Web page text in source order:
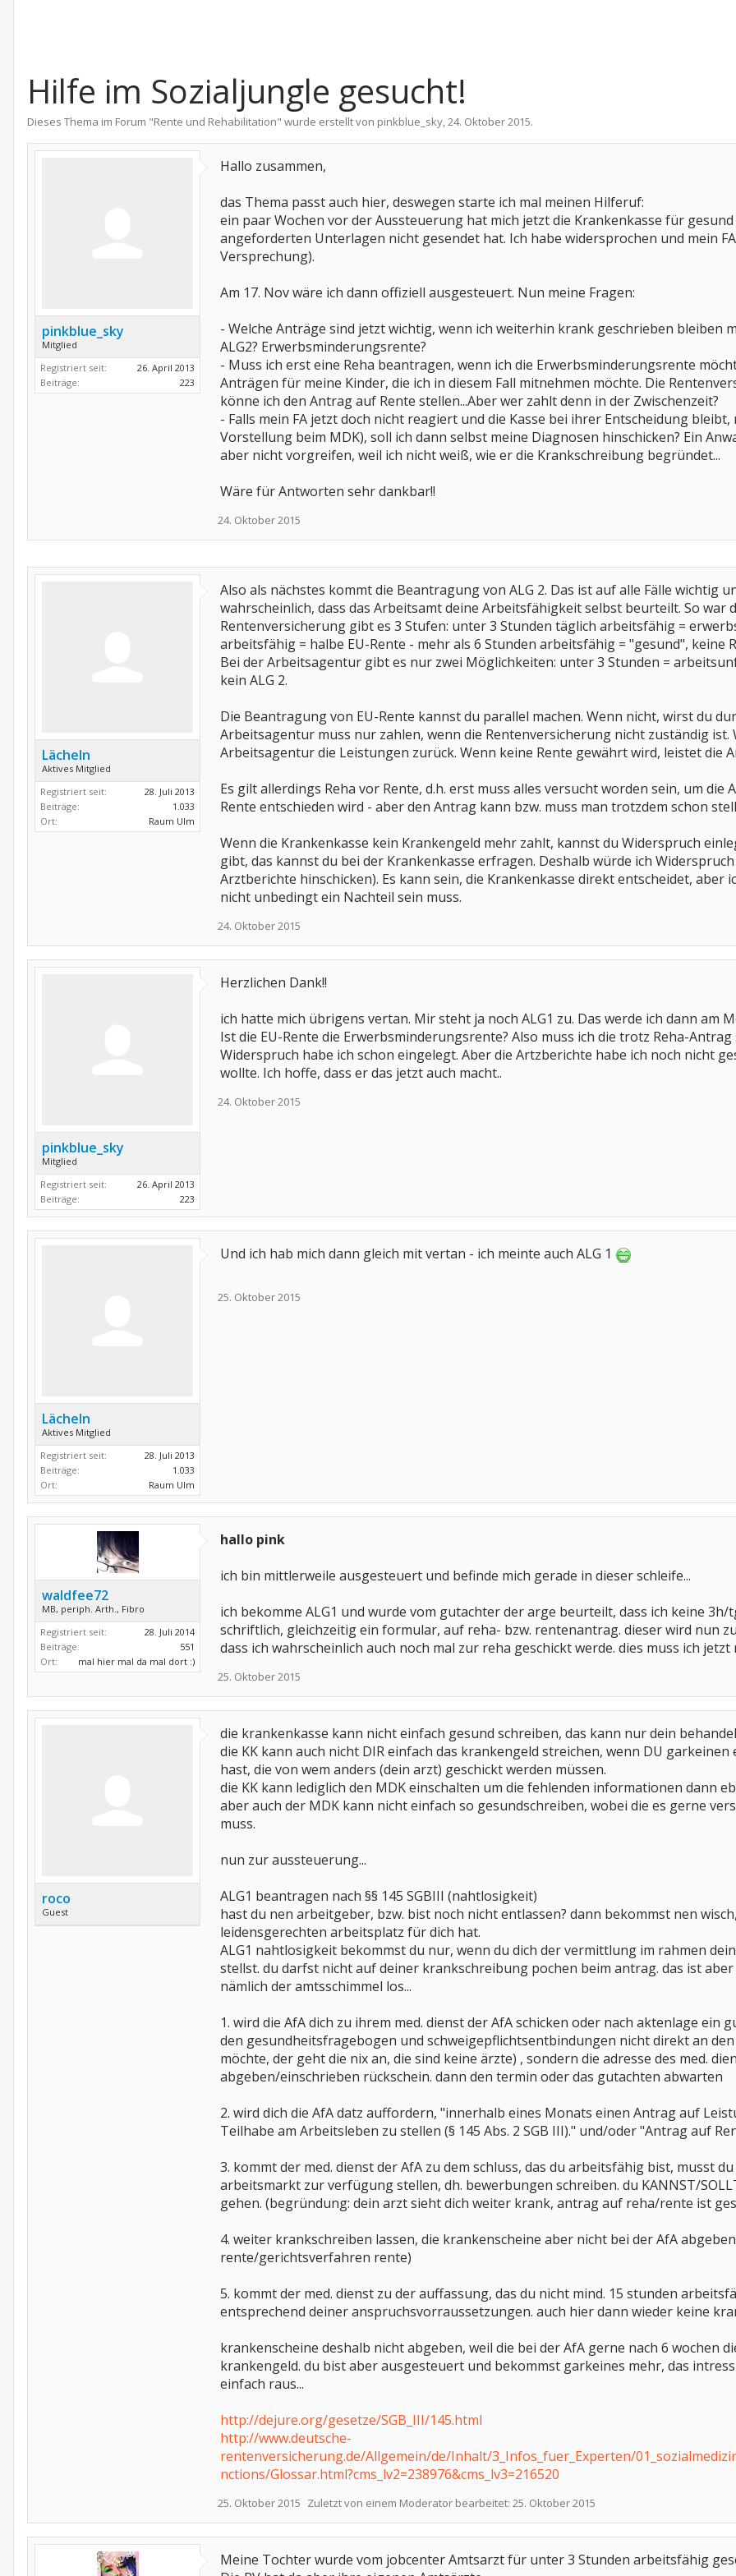
Hilfe im Sozialjungle gesucht!
Dieses Thema im Forum "Rente und Rehabilitation" wurde erstellt von pinkblue_sky,24. Oktober 2015.
pinkblue_sky
Mitglied
Registriert seit:
26. April 2013
Beiträge:
223
Hallo zusammen,
das Thema passt auch hier, deswegen starte ich mal meinen Hilferuf:
ein paar Wochen vor der Aussteuerung hat mich jetzt die Krankenkasse für
angeforderten Unterlagen nicht gesendet hat. Ich habe widersprochen und mein
Versprechung).
Am 17. Nov wäre ich dann offiziell ausgesteuert. Nun meine Fragen:
- Welche Anträge sind jetzt wichtig, wenn ich weiterhin krank geschrieben bleiben
ALG2? Erwerbsminderungsrente?
- Muss ich erst eine Reha beantragen, wenn ich die Erwerbsminderungsrente
Anträgen für meine Kinder, die ich in diesem Fall mitnehmen möchte. Die
könne ich den Antrag auf Rente stellen...Aber wer zahlt denn in der Zwischenzeit?
- Falls mein FA jetzt doch nicht reagiert und die Kasse bei ihrer Entscheidung
Vorstellung beim MDK), soll ich dann selbst meine Diagnosen hinschicken? Ein
aber nicht vorgreifen, weil ich nicht weiß, wie er die Krankschreibung begründet...
Wäre für Antworten sehr dankbar!!
24. Oktober 2015
Lächeln
Aktives Mitglied
Registriert seit:
28. Juli 2013
Beiträge:
1.033
Ort:
Raum Ulm
Also als nächstes kommt die Beantragung von ALG 2. Das ist auf alle Fälle wichtig
wahrscheinlich, dass das Arbeitsamt deine Arbeitsfähigkeit selbst beurteilt. So war
Rentenversicherung gibt es 3 Stufen: unter 3 Stunden täglich arbeitsfähig =
arbeitsfähig = halbe EU-Rente - mehr als 6 Stunden arbeitsfähig = "gesund", keine
Bei der Arbeitsagentur gibt es nur zwei Möglichkeiten: unter 3 Stunden =
kein ALG 2.
Die Beantragung von EU-Rente kannst du parallel machen. Wenn nicht, wirst du
Arbeitsagentur muss nur zahlen, wenn die Rentenversicherung nicht zuständig
Arbeitsagentur die Leistungen zurück. Wenn keine Rente gewährt wird, leistet die
Es gilt allerdings Reha vor Rente, d.h. erst muss alles versucht worden sein, um
Rente entschieden wird - aber den Antrag kann bzw. muss man trotzdem schon
Wenn die Krankenkasse kein Krankengeld mehr zahlt, kannst du Widerspruch
gibt, das kannst du bei der Krankenkasse erfragen. Deshalb würde ich
Arztberichte hinschicken). Es kann sein, die Krankenkasse direkt entscheidet, aber
nicht unbedingt ein Nachteil sein muss.
24. Oktober 2015
pinkblue_sky
Mitglied
Registriert seit:
26. April 2013
Beiträge:
223
Herzlichen Dank!!
ich hatte mich übrigens vertan. Mir steht ja noch ALG1 zu. Das werde ich dann am
Ist die EU-Rente die Erwerbsminderungsrente? Also muss ich die trotz Reha-
Widerspruch habe ich schon eingelegt. Aber die Artzberichte habe ich noch nicht
wollte. Ich hoffe, dass er das jetzt auch macht..
24. Oktober 2015
Lächeln
Aktives Mitglied
Registriert seit:
28. Juli 2013
Beiträge:
1.033
Ort:
Raum Ulm
Und ich hab mich dann gleich mit vertan - ich meinte auch ALG 1
25. Oktober 2015
waldfee72
MB, periph. Arth., Fibro
Registriert seit:
28. Juli 2014
Beiträge:
551
Ort:
mal hier mal da mal dort :)
hallo pink
ich bin mittlerweile ausgesteuert und befinde mich gerade in dieser schleife...
ich bekomme ALG1 und wurde vom gutachter der arge beurteilt, dass ich keine
schriftlich, gleichzeitig ein formular, auf reha- bzw. rentenantrag. dieser wird nun
dass ich wahrscheinlich auch noch mal zur reha geschickt werde. dies muss ich
25. Oktober 2015
roco
Guest
die krankenkasse kann nicht einfach gesund schreiben, das kann nur dein
die KK kann auch nicht DIR einfach das krankengeld streichen, wenn DU
hast, die von wem anders (dein arzt) geschickt werden müssen.
die KK kann lediglich den MDK einschalten um die fehlenden informationen dann
aber auch der MDK kann nicht einfach so gesundschreiben, wobei die es gerne
muss.
nun zur aussteuerung...
ALG1 beantragen nach §§ 145 SGBIII (nahtlosigkeit)
hast du nen arbeitgeber, bzw. bist noch nicht entlassen? dann bekommst nen
leidensgerechten arbeitsplatz für dich hat.
ALG1 nahtlosigkeit bekommst du nur, wenn du dich der vermittlung im rahmen
stellst. du darfst nicht auf deiner krankschreibung pochen beim antrag. das ist
nämlich der amtsschimmel los...
1. wird die AfA dich zu ihrem med. dienst der AfA schicken oder nach aktenlage
den gesundheitsfragebogen und schweigepflichtsentbindungen nicht direkt an
möchte, der geht die nix an, die sind keine ärzte) , sondern die adresse des med.
abgeben/einschrieben rückschein. dann den termin oder das gutachten abwarten
2. wird dich die AfA datz auffordern, "innerhalb eines Monats einen Antrag auf
Teilhabe am Arbeitsleben zu stellen (§ 145 Abs. 2 SGB III)." und/oder "Antrag auf
3. kommt der med. dienst der AfA zu dem schluss, das du arbeitsfähig bist, musst
arbeitsmarkt zur verfügung stellen, dh. bewerbungen schreiben. du KANNST/
gehen. (begründung: dein arzt sieht dich weiter krank, antrag auf reha/rente ist
4. weiter krankschreiben lassen, die krankenscheine aber nicht bei der AfA
rente/gerichtsverfahren rente)
5. kommt der med. dienst zu der auffassung, das du nicht mind. 15 stunden
entsprechend deiner anspruchsvorraussetzungen. auch hier dann wieder keine
krankenscheine deshalb nicht abgeben, weil die bei der AfA gerne nach 6 wochen
krankengeld. du bist aber ausgesteuert und bekommst garkeines mehr, das
einfach raus...
http://dejure.org/gesetze/SGB_III/145.html
http://www.deutsche-
rentenversicherung.de/Allgemein/de/Inhalt/3_Infos_fuer_Experten/
nctions/Glossar.html?cms_lv2=238976&cms_lv3=216520
25. Oktober 2015 Zuletzt von einem Moderator bearbeitet: 25. Oktober 2015
Meine Tochter wurde vom jobcenter Amtsarzt für unter 3 Stunden arbeitsfähig